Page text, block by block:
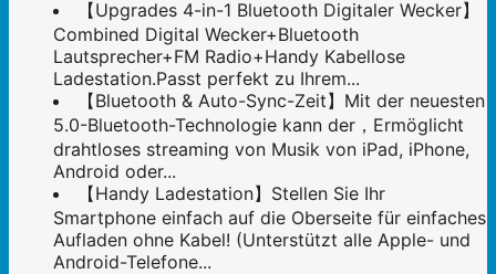
【Upgrades 4-in-1 Bluetooth Digitaler Wecker】
Combined Digital Wecker+Bluetooth
Lautsprecher+FM Radio+Handy Kabellose
Ladestation.Passt perfekt zu Ihrem...
【Bluetooth & Auto-Sync-Zeit】Mit der neuesten
5.0-Bluetooth-Technologie kann der，Ermöglicht
drahtloses streaming von Musik von iPad, iPhone,
Android oder...
【Handy Ladestation】Stellen Sie Ihr
Smartphone einfach auf die Oberseite für einfaches
Aufladen ohne Kabel! (Unterstützt alle Apple- und
Android-Telefone...